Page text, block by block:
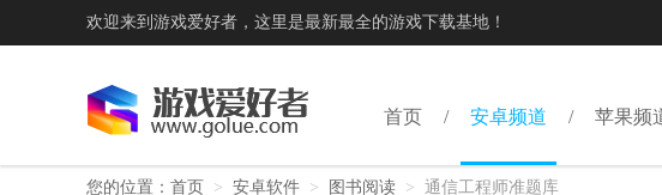
欢迎来到游戏爱好者，这里是最新最全的游戏下载基地！
首页 安卓频道 苹果频
您的位置： 首页 > 安卓软件 > 图书阅读 > 通信工程师准题库